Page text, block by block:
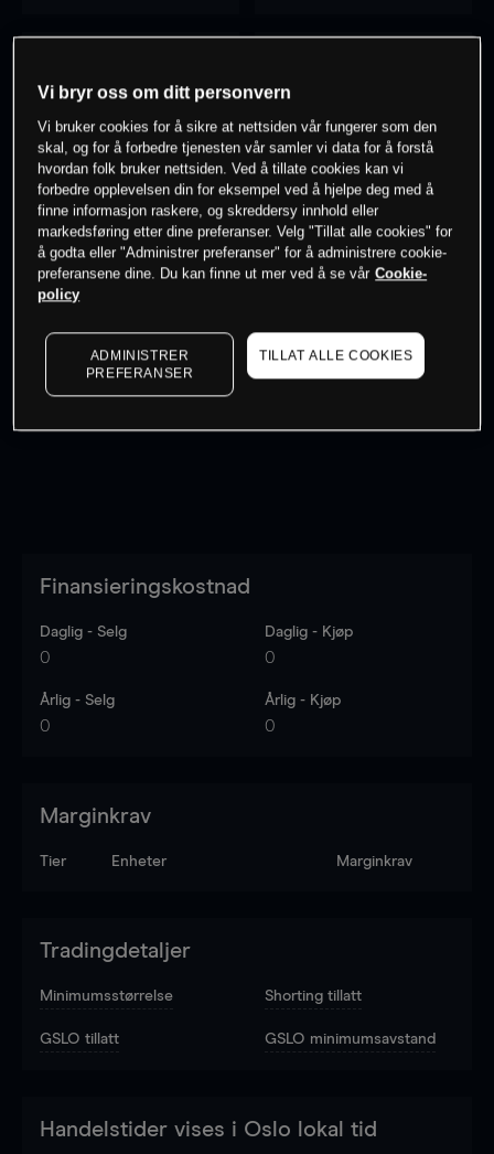
-
0% av kunder erpå dette instrumentet
Søk om konto
Log in
Finansieringskostnad
Daglig - Selg
0
Daglig - Kjøp
0
Årlig - Selg
0
Årlig - Kjøp
0
Marginkrav
Tier Enheter Marginkrav
Tradingdetaljer
Minimumsstørrelse Shorting tillatt
GSLO tillatt GSLO minimumsavstand
Handelstider vises i Oslo lokal tid
Vi bryr oss om ditt personvern
Vi bruker cookies for å sikre at nettsiden vår fungerer som den
skal, og for å forbedre tjenesten vår samler vi data for å forstå
hvordan folk bruker nettsiden. Ved å tillate cookies kan vi
forbedre opplevelsen din for eksempel ved å hjelpe deg med å
finne informasjon raskere, og skreddersy innhold eller
markedsføring etter dine preferanser. Velg "Tillat alle cookies" for
å godta eller "Administrer preferanser" for å administrere cookie-
preferansene dine. Du kan finne ut mer ved å se vår Cookie-
policy
ADMINISTRER
PREFERANSER
TILLAT ALLE COOKIES